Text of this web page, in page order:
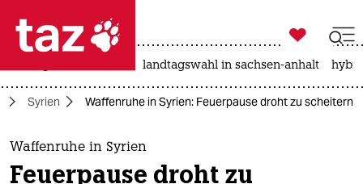
 taz zahl ich
taz zahl ich
themen

taz zahl ich
landtagswahl in sachsen-anhalt
Syrien Waffenruhe in Syrien: Feuerpause droht zu scheitern
Waffenruhe in Syrien
Feuerpause droht zu